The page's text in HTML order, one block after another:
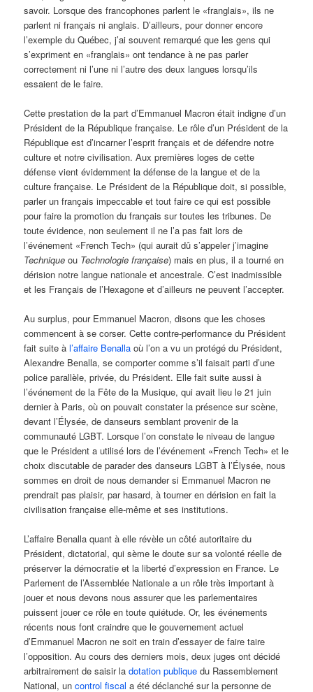
savoir. Lorsque des francophones parlent le «franglais», ils ne
parlent ni français ni anglais. D’ailleurs, pour donner encore
l’exemple du Québec, j’ai souvent remarqué que les gens qui
s’expriment en «franglais» ont tendance à ne pas parler
correctement ni l’une ni l’autre des deux langues lorsqu’ils
essaient de le faire.
Cette prestation de la part d’Emmanuel Macron était indigne d’un
Président de la République française. Le rôle d’un Président de la
République est d’incarner l’esprit français et de défendre notre
culture et notre civilisation. Aux premières loges de cette
défense vient évidemment la défense de la langue et de la
culture française. Le Président de la République doit, si possible,
parler un français impeccable et tout faire ce qui est possible
pour faire la promotion du français sur toutes les tribunes. De
toute évidence, non seulement il ne l’a pas fait lors de
l’événement «French Tech» (qui aurait dû s’appeler j’imagine
Technique ou Technologie française) mais en plus, il a tourné en
dérision notre langue nationale et ancestrale. C’est inadmissible
et les Français de l’Hexagone et d’ailleurs ne peuvent l’accepter.
Au surplus, pour Emmanuel Macron, disons que les choses
commencent à se corser. Cette contre-performance du Président
fait suite àl’affaire Benalla où l’on a vu un protégé du Président,
Alexandre Benalla, se comporter comme s’il faisait parti d’une
police parallèle, privée, du Président. Elle fait suite aussi à
l’événement de la Fête de la Musique, qui avait lieu le 21 juin
dernier à Paris, où on pouvait constater la présence sur scène,
devant l’Élysée, de danseurs semblant provenir de la
communauté LGBT. Lorsque l’on constate le niveau de langue
que le Président a utilisé lors de l’événement «French Tech» et le
choix discutable de parader des danseurs LGBT à l’Élysée, nous
sommes en droit de nous demander si Emmanuel Macron ne
prendrait pas plaisir, par hasard, à tourner en dérision en fait la
civilisation française elle-même et ses institutions.
L’affaire Benalla quant à elle révèle un côté autoritaire du
Président, dictatorial, qui sème le doute sur sa volonté réelle de
préserver la démocratie et la liberté d’expression en France. Le
Parlement de l’Assemblée Nationale a un rôle très important à
jouer et nous devons nous assurer que les parlementaires
puissent jouer ce rôle en toute quiétude. Or, les événements
récents nous font craindre que le gouvernement actuel
d’Emmanuel Macron ne soit en train d’essayer de faire taire
l’opposition. Au cours des derniers mois, deux juges ont décidé
arbitrairement de saisir ladotation publique du Rassemblement
National, uncontrol fiscal a été déclanché sur la personne de